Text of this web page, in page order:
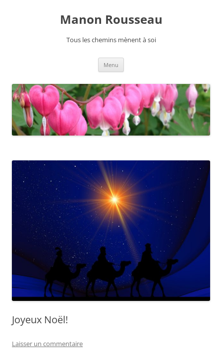
Manon Rousseau
Tous les chemins mènent à soi
Menu
Joyeux Noël!
Laisser un commentaire